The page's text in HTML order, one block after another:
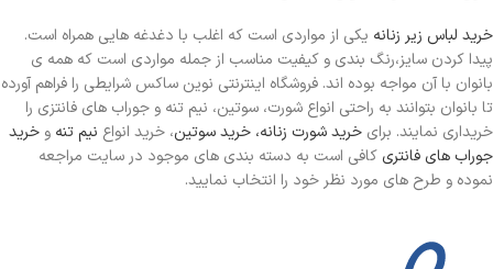
خرید لباس زیر زنانه یکی از مواردی است که اغلب با دغدغه هایی همراه است.
پیدا کردن سایز،رنگ بندی و کیفیت مناسب از جمله مواردی است که همه ی
بانوان با آن مواجه بوده اند. فروشگاه اینترنتی نوین ساکس شرایطی را فراهم آورده
تا بانوان بتوانند به راحتی انواع شورت، سوتین، نیم تنه و جوراب های فانتزی را
خریداری نمایند. برای خرید شورت زنانه، خرید سوتین، خرید انواع نیم تنه و خرید
جوراب های فانتری کافی است به دسته بندی های موجود در سایت مراجعه
نموده و طرح های مورد نظر خود را انتخاب نمایید.